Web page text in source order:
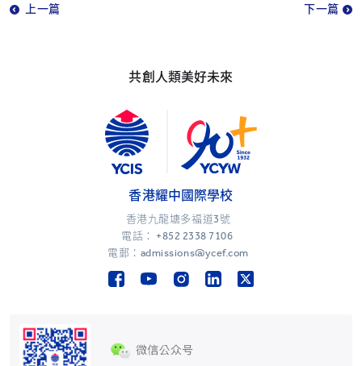
上一篇 下一篇
共創人類美好未來
香港耀中國際學校
香港九龍塘多福道3號
電話： +852 2338 7106
電郵：admissions@ycef.com